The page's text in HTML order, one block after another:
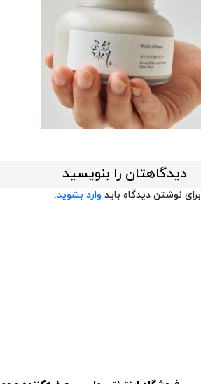
دیدگاهتان را بنویسید
برای نوشتن دیدگاه باید وارد بشوید.